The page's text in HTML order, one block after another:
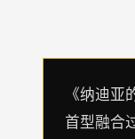
《纳迪亚
首型融合